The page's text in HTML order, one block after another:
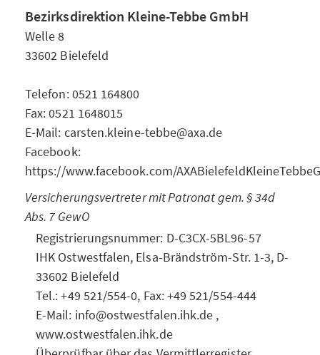
Bezirksdirektion Kleine-Tebbe GmbH
Welle 8
33602 Bielefeld
Telefon: 0521 164800
Fax: 0521 1648015
E-Mail: carsten.kleine-tebbe@axa.de
Facebook:
https://www.facebook.com/
Versicherungsvertreter mit Patronat gem. § 34d
Abs. 7 GewO
Registrierungsnummer: D-C3CX-5BL96-57
IHK Ostwestfalen, Elsa-Brändström-Str. 1-3, D-
33602 Bielefeld
Tel.: +49 521/554-0, Fax: +49 521/554-444
E-Mail: info@ostwestfalen.ihk.de ,
www.ostwestfalen.ihk.de